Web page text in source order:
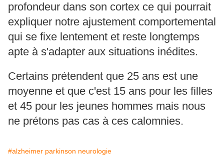
profondeur dans son cortex ce qui pourrait
expliquer notre ajustement comportemental
qui se fixe lentement et reste longtemps
apte à s'adapter aux situations inédites.
Certains prétendent que 25 ans est une
moyenne et que c'est 15 ans pour les filles
et 45 pour les jeunes hommes mais nous
ne prétons pas cas à ces calomnies.
#alzheimer parkinson neurologie